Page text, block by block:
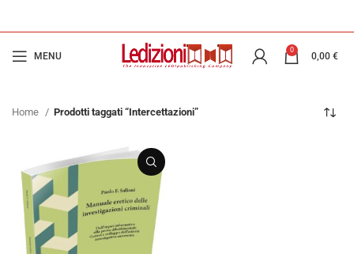
MENU
0
0,00 €
Home Prodotti taggati “Intercettazioni”